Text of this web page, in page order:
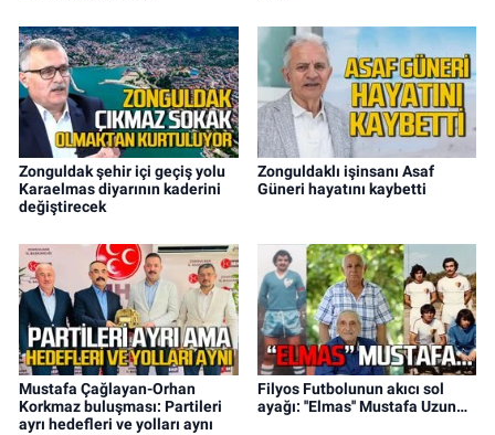
Zonguldak şehir içi geçiş yolu
Karaelmas diyarının kaderini
değiştirecek
Zonguldaklı işinsanı Asaf
Güneri hayatını kaybetti
Mustafa Çağlayan-Orhan
Korkmaz buluşması: Partileri
ayrı hedefleri ve yolları aynı
Filyos Futbolunun akıcı sol
ayağı: ''Elmas'' Mustafa Uzun…